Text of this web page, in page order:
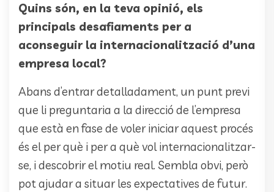
Quins són, en la teva opinió, els
principals desafiaments per a
aconseguir la internacionalització d’una
empresa local?
Abans d’entrar detalladament, un punt previ
que li preguntaria a la direcció de l’empresa
que està en fase de voler iniciar aquest procés
és el per què i per a què vol internacionalitzar-
se, i descobrir el motiu real. Sembla obvi, però
pot ajudar a situar les expectatives de futur.